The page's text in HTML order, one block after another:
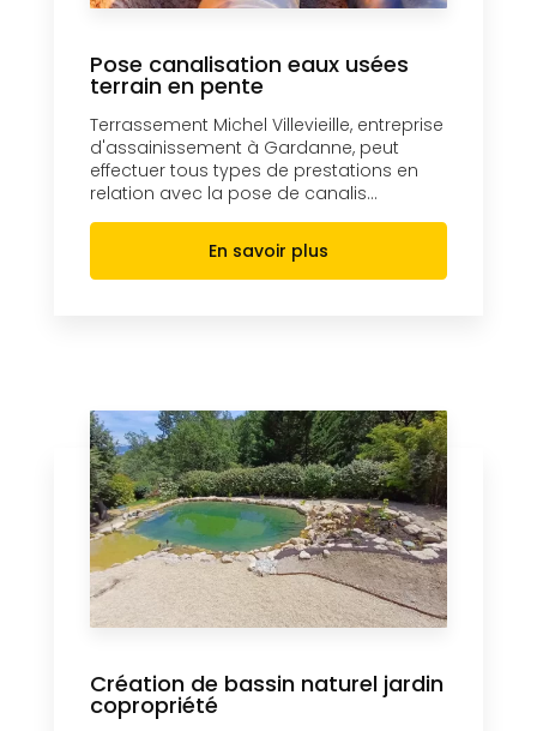
Pose canalisation eaux usées
terrain en pente
Terrassement Michel Villevieille, entreprise
d'assainissement à Gardanne, peut
effectuer tous types de prestations en
relation avec la pose de canalis...
En savoir plus
Création de bassin naturel jardin
copropriété